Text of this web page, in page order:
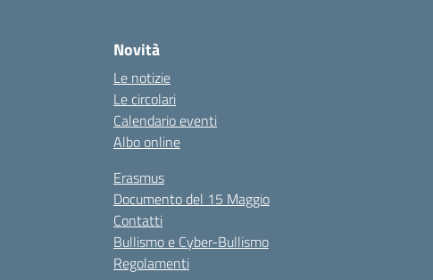
Novità
Le notizie
Le circolari
Calendario eventi
Albo online
Erasmus
Documento del 15 Maggio
Contatti
Bullismo e Cyber-Bullismo
Regolamenti